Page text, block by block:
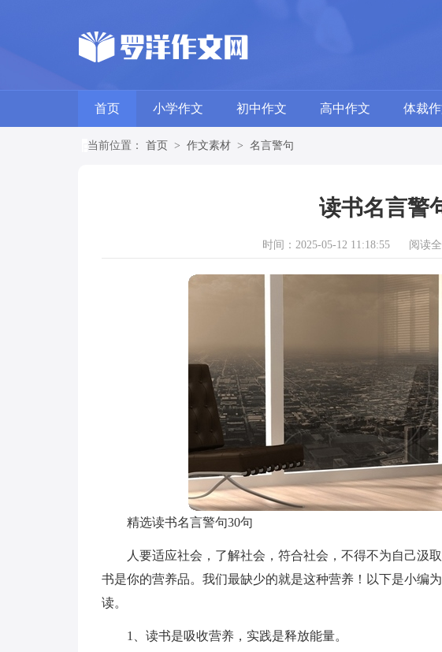
首页 小学作文 初中作文 高中作文 体裁
当前位置： 首页 > 作文素材 > 名言警句
读书名言警
时间：2025-05-12 11:18:55 阅读
精选读书名言警句30句
人要适应社会，了解社会，符合社会，不得不为自己汲
书是你的营养品。我们最缺少的就是这种营养！以下是小编
读。
1、读书是吸收营养，实践是释放能量。